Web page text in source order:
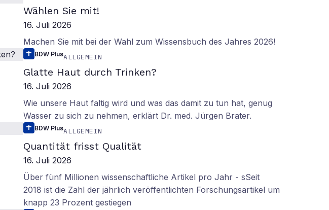
Wählen Sie mit!
16. Juli 2026
Machen Sie mit bei der Wahl zum Wissensbuch des Jahres 2026!
BDW PlusALLGEMEIN
Glatte Haut durch Trinken?
16. Juli 2026
Wie unsere Haut faltig wird und was das damit zu tun hat, genug
Wasser zu sich zu nehmen, erklärt Dr. med. Jürgen Brater.
BDW PlusALLGEMEIN
Quantität frisst Qualität
16. Juli 2026
Über fünf Millionen wissenschaftliche Artikel pro Jahr - sSeit
2018 ist die Zahl der jährlich veröffentlichten Forschungsartikel um
knapp 23 Prozent gestiegen